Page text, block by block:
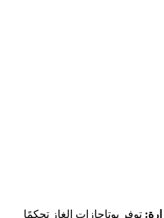
توفر بوتاجازات الغاز تحكمًا